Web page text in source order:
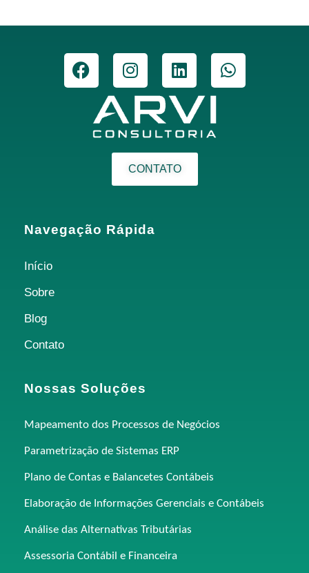
CONTATO
Navegação Rápida
Início
Sobre
Blog
Contato
Nossas Soluções
Mapeamento dos Processos de Negócios
Parametrização de Sistemas ERP
Plano de Contas e Balancetes Contábeis
Elaboração de Informações Gerenciais e Contábeis
Análise das Alternativas Tributárias
Assessoria Contábil e Financeira